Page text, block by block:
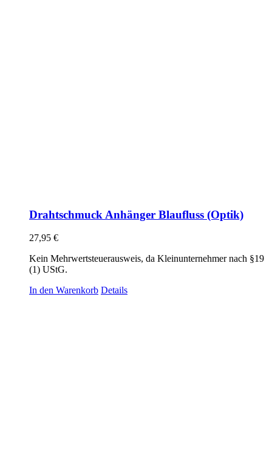
Drahtschmuck Anhänger Blaufluss (Optik)
27,95 €
Kein Mehrwertsteuerausweis, da Kleinunternehmer nach §19
(1) UStG.
In den Warenkorb Details